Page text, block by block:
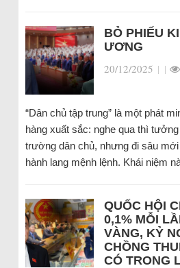
BỎ PHIẾU
ƯƠNG
20/12/2025 | |
“Dân chủ tập trung” là một phát
hàng xuất sắc: nghe qua thì
trường dân chủ, nhưng đi sâu
hành lang mệnh lệnh. Khái niệm
QUỐC HỘI
0,1% MỖI
VÀNG, KỶ
CHỒNG
CÓ TRONG